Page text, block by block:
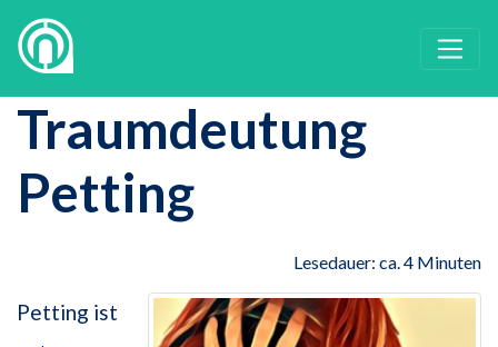
Traumdeutung
Petting
Lesedauer: ca. 4 Minuten
Petting ist